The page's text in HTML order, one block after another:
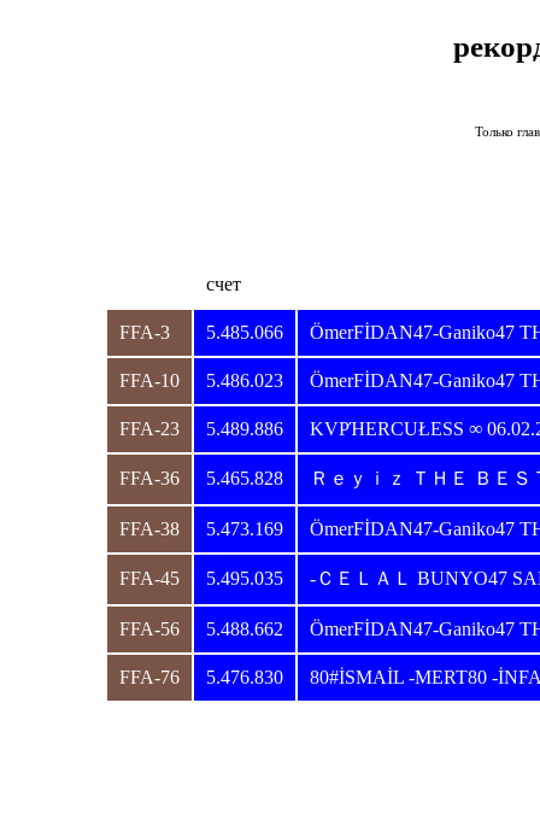
Только
счет
FFA-3 5.485.066 ÖmerFİDAN47-Ganiko47
FFA-10 5.486.023 ÖmerFİDAN47-Ganiko47
FFA-23 5.489.886 KVPΉERCUŁESS ∞
FFA-36 5.465.828 Ｒｅｙｉｚ ＴＨＥ ＢＥＳ
FFA-38 5.473.169 ÖmerFİDAN47-Ganiko47
FFA-45 5.495.035 -ＣＥＬＡＬ BUNYO47
FFA-56 5.488.662 ÖmerFİDAN47-Ganiko47
FFA-76 5.476.830 80#İSMAİL -MERT80 -